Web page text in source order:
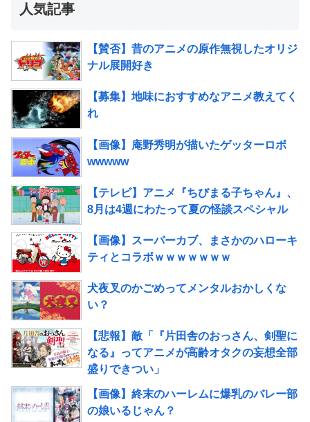
人気記事
【賛否】昔のアニメの原作無視したオリジ
ナル展開好き
【募集】地味におすすめなアニメ教えてく
れ
【画像】庵野秀明が描いたゲッターロボ
wwwww
【テレビ】アニメ『ちびまる子ちゃん』、
8月は4週にわたって夏の怪談スペシャル
【画像】スーパーカブ、まさかのハローキ
ティとコラボｗｗｗｗｗｗｗ
犬夜叉のかごめってメンタルおかしくな
い？
【悲報】敵「『片田舎のおっさん、剣聖に
なる』ってアニメが高齢オタクの妄想全部
盛りできつい」
【画像】終末のハーレムに爆乳のバレー部
の娘いるじゃん？